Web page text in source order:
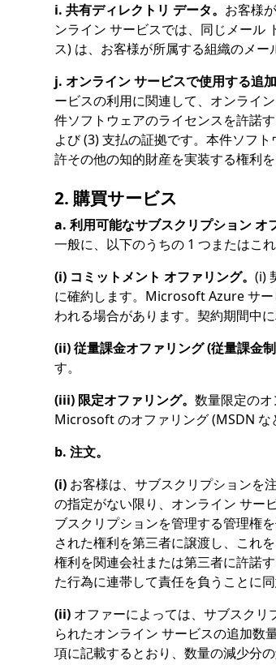
i. 共有ディレクトリ データ。 お客様
ンライン サービスでは、同じメール
ス) は、お客様が所属する組織のメー
j. オンライン サービスで使用する追
ービスの利用に関連して、オンライ
件ソフトウェアのライセンスを許諾
よび (3) 支払の証拠です。本件ソフ
許その他の知的財産を実装する権利
2. 購買サービス
a. 利用可能なサブスクリプション オ
一般に、以下のうちの 1 つまたはこ
(i) コミットメント オファリング。(i)
に確約します。Microsoft Azure サー
われる場合があります。契約期間中
(ii) 従量課金オファリング (従量課金
す。
(iii) 限定オファリング。数量限定の
Microsoft のオファリング (MSDN な
b. 注文。
(i) お客様は、サブスクリプションを
の指定がない限り、オンライン サー
ブスクリプションを管理する管理権
された権利を第三者に譲渡し、これ
権利を関連会社または第三者に許諾
た行為に連帯して責任を負うことに同
(ii) オファーによっては、サブスク
られたオンライン サービスの追加
項に記載するとおり、数量の減少分